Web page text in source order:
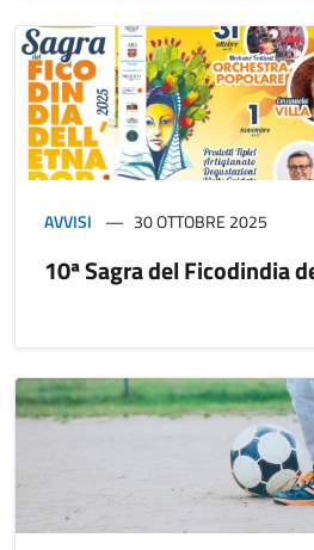
AVVISI 30 OTTOBRE 2025
10ª Sagra del Ficodindia